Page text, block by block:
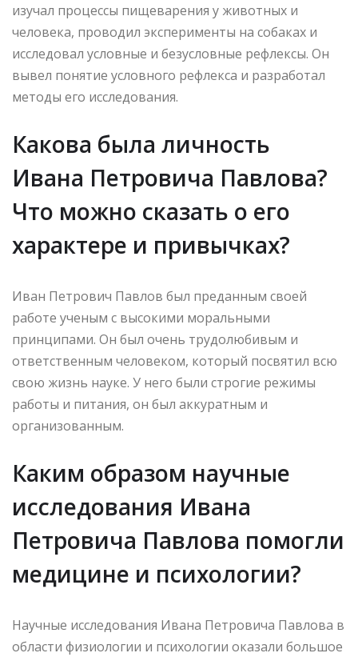
изучал процессы пищеварения у животных и
человека, проводил эксперименты на собаках и
исследовал условные и безусловные рефлексы. Он
вывел понятие условного рефлекса и разработал
методы его исследования.
Какова была личность
Ивана Петровича Павлова?
Что можно сказать о его
характере и привычках?
Иван Петрович Павлов был преданным своей
работе ученым с высокими моральными
принципами. Он был очень трудолюбивым и
ответственным человеком, который посвятил всю
свою жизнь науке. У него были строгие режимы
работы и питания, он был аккуратным и
организованным.
Каким образом научные
исследования Ивана
Петровича Павлова помогли
медицине и психологии?
Научные исследования Ивана Петровича Павлова в
области физиологии и психологии оказали большое